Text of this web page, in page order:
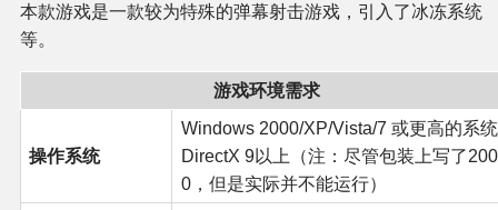
本款游戏是一款较为特殊的弹幕射击游戏，引入了冰冻系统
等。
游戏环境需求
操作系统
Windows 2000/XP/Vista/7 或更高的系统
DirectX 9以上（注：尽管包装上写了200
0，但是实际并不能运行）